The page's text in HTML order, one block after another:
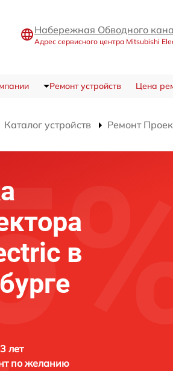
Набережная Обводного
Адрес сервисного центра Mitsubishi
Ремонт устройств Цена
Каталог устройств Ремонт
в
лет
по желанию